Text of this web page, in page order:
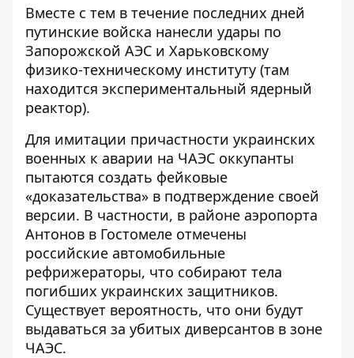
Вместе с тем в течение последних дней
путинские войска нанесли удары по
Запорожской АЭС и Харьковскому
физико-техническому институту (там
находится экспериментальный ядерный
реактор).
Для имитации причастности украинских
военных к аварии на ЧАЭС оккупанты
пытаются создать фейковые
«доказательства» в подтверждение своей
версии. В частности, в районе аэропорта
Антонов в Гостомеле отмечены
российские автомобильные
рефрижераторы, что собирают тела
погибших украинских защитников.
Существует вероятность, что они будут
выдаваться за убитых диверсантов в зоне
ЧАЭС.